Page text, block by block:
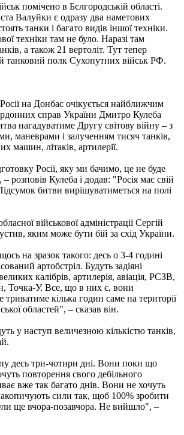
помічено в Бєлгородській області.
Валуйки є одразу два наметових
танки і багато видів іншої техніки.
техніки там не було. Наразі там
а також 21 вертоліт. Тут тепер
танковий полк Сухопутних військ РФ.
на Донбас очікується найближчим
справ України Дмитро Кулеба
нагадуватиме Другу світову війну – з
маневрами і залученням тисяч танків,
машин, літаків, артилерії.
Росії, яку ми бачимо, це не буде
розповів Кулеба і додав: "Росія має свій
битви вирішуватиметься на полі
військової адміністрації Сергій
яким може бути бій за схід України.
на зразок такого: десь о 3-4 годині
артобстріл. Будуть задіяні
калібрів, артилерія, авіація, РСЗВ,
Точка-У. Все, що в них є, вони
кілька годин саме на території
областей", – сказав він.
у наступ величезною кількістю танків,
десь три-чотири дні. Вони поки що
повторення свого дебільного
вже так багато днів. Вони не хочуть
сили так, щоб 100% зробити
ще вчора-позавчора. Не вийшло", –